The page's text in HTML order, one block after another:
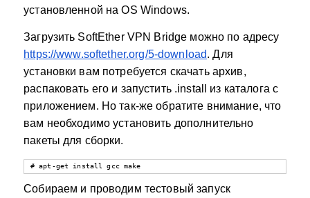
установленной на OS Windows.
Загрузить SoftEther VPN Bridge можно по адресу
https://www.softether.org/5-download. Для
установки вам потребуется скачать архив,
распаковать его и запустить .install из каталога с
приложением. Но так-же обратите внимание, что
вам необходимо установить дополнительно
пакеты для сборки.
# apt-get install gcc make
Собираем и проводим тестовый запуск